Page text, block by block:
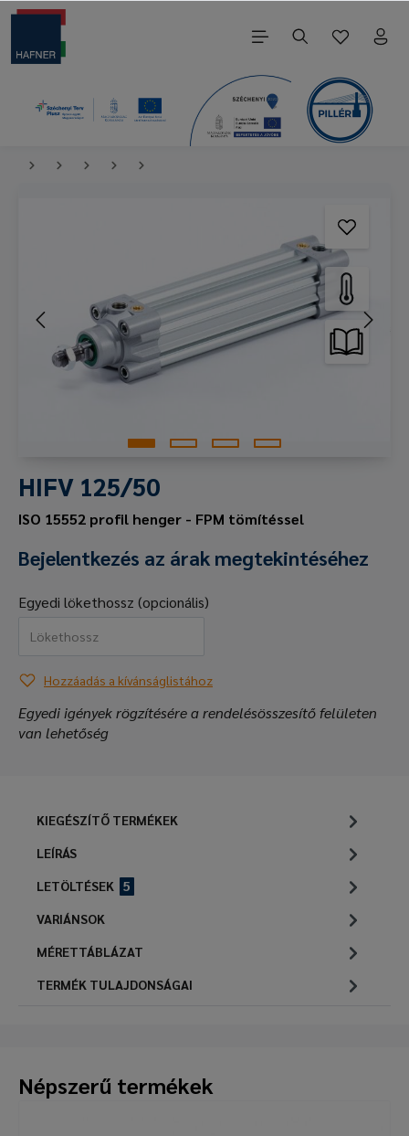
HIFV 125/50
ISO 15552 profil henger - FPM tömítéssel
Bejelentkezés az árak megtekintéséhez
Egyedi lökethossz (opcionális)
Hozzáadás a kívánságlistához
Egyedi igények rögzítésére a rendelésösszesítő felületen
van lehetőség
KIEGÉSZÍTŐ TERMÉKEK
LEÍRÁS
LETÖLTÉSEK
5
VARIÁNSOK
MÉRETTÁBLÁZAT
TERMÉK TULAJDONSÁGAI
Népszerű termékek